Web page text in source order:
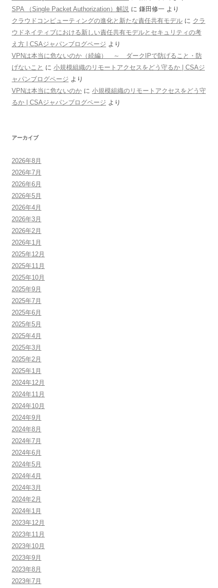
SPA （Single Packet Authorization）解説 に 鎌田修一 より
クラウドコンピューティングの進化と新たな責任共有モデル に クラ
ウドネイティブにおける新しい責任共有モデルとセキュリティの考
え方 | CSAジャパンブログページ より
VPNは本当に危ないのか（続編） ～ ダークIPで防げること・防
げないこと に 小規模組織のリモートアクセスをどう守るか | CSAジ
ャパンブログページ より
VPNは本当に危ないのか に 小規模組織のリモートアクセスをどう守
るか | CSAジャパンブログページ より
アーカイブ
2026年8月
2026年7月
2026年6月
2026年5月
2026年4月
2026年3月
2026年2月
2026年1月
2025年12月
2025年11月
2025年10月
2025年9月
2025年7月
2025年6月
2025年5月
2025年4月
2025年3月
2025年2月
2025年1月
2024年12月
2024年11月
2024年10月
2024年9月
2024年8月
2024年7月
2024年6月
2024年5月
2024年4月
2024年3月
2024年2月
2024年1月
2023年12月
2023年11月
2023年10月
2023年9月
2023年8月
2023年7月